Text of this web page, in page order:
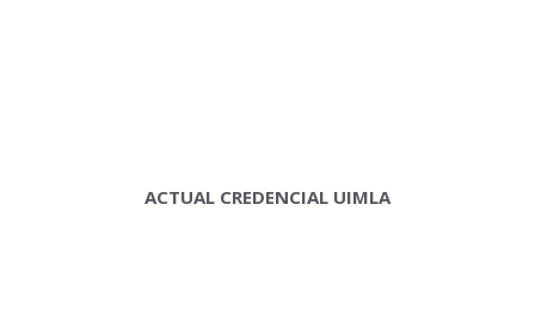
ACTUAL CREDENCIAL UIMLA